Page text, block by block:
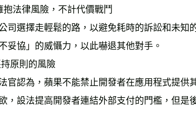
法律風險，不計代價戰鬥
司選擇走輕鬆的路，以避免耗時的訴訟和未知
妥協」的威懾力，以此嚇退其他對手。
原則的風險
官認為，蘋果不能禁止開發者在應用程式提供
，設法提高開發者連結外部支付的門檻，但是